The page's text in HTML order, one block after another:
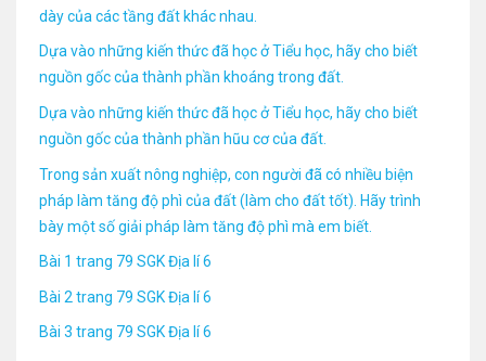
dày của các tầng đất khác nhau.
Dựa vào những kiến thức đã học ở Tiểu học, hãy cho biết
nguồn gốc của thành phần khoáng trong đất.
Dựa vào những kiến thức đã học ở Tiểu học, hãy cho biết
nguồn gốc của thành phần hũu cơ của đất.
Trong sản xuất nông nghiệp, con người đã có nhiều biện
pháp làm tăng độ phì của đất (làm cho đất tốt). Hãy trình
bày một số giải pháp làm tăng độ phì mà em biết.
Bài 1 trang 79 SGK Địa lí 6
Bài 2 trang 79 SGK Địa lí 6
Bài 3 trang 79 SGK Địa lí 6